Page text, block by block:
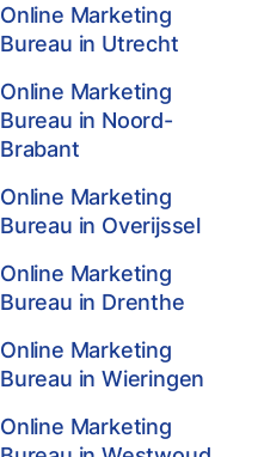
Online Marketing
Bureau in Utrecht
Online Marketing
Bureau in Noord-
Brabant
Online Marketing
Bureau in Overijssel
Online Marketing
Bureau in Drenthe
Online Marketing
Bureau in Wieringen
Online Marketing